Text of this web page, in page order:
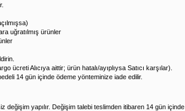
uğratılmış ürünler
ücreti Alıcıya aittir; ürün hatalı/ayıplıysa Satıcı karşılar).
14 gün içinde ödeme yönteminize iade edilir.
yapılır. Değişim talebi teslimden itibaren 14 gün içinde